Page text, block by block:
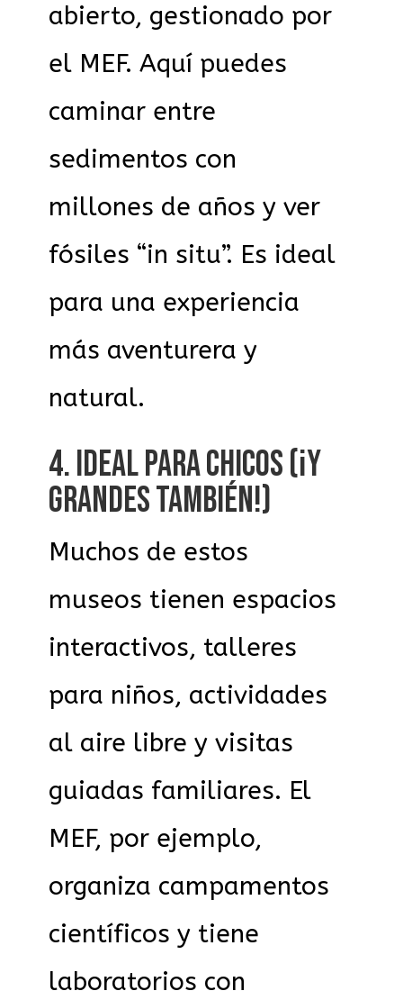
abierto, gestionado por
el MEF. Aquí puedes
caminar entre
sedimentos con
millones de años y ver
fósiles “in situ”. Es ideal
para una experiencia
más aventurera y
natural.
4. IDEAL PARA CHICOS (¡Y
GRANDES TAMBIÉN!)
Muchos de estos
museos tienen espacios
interactivos, talleres
para niños, actividades
al aire libre y visitas
guiadas familiares. El
MEF, por ejemplo,
organiza campamentos
científicos y tiene
laboratorios con